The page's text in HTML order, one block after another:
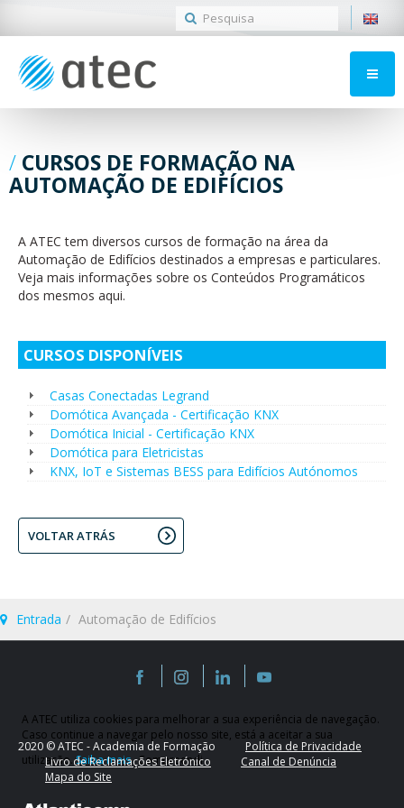
CURSOS DE FORMAÇÃO NA
AUTOMAÇÃO DE EDIFÍCIOS
A ATEC tem diversos cursos de formação na área da
Automação de Edifícios destinados a empresas e particulares.
Veja mais informações sobre os Conteúdos Programáticos
dos mesmos aqui.
CURSOS DISPONÍVEIS
Casas Conectadas Legrand
Domótica Avançada - Certificação KNX
Domótica Inicial - Certificação KNX
Domótica para Eletricistas
KNX, IoT e Sistemas BESS para Edifícios Autónomos
VOLTAR ATRÁS
Entrada Automação de Edifícios
A ATEC utiliza cookies para melhorar a sua experiência de navegação.
Caso continue a navegar pelo nosso site, está a aceitar a sua
utilização. Saiba mais Compreendi
2020 © ATEC - Academia de Formação
Política de Privacidade
Livro de Reclamações Eletrónico
Canal de Denúncia
Mapa do Site